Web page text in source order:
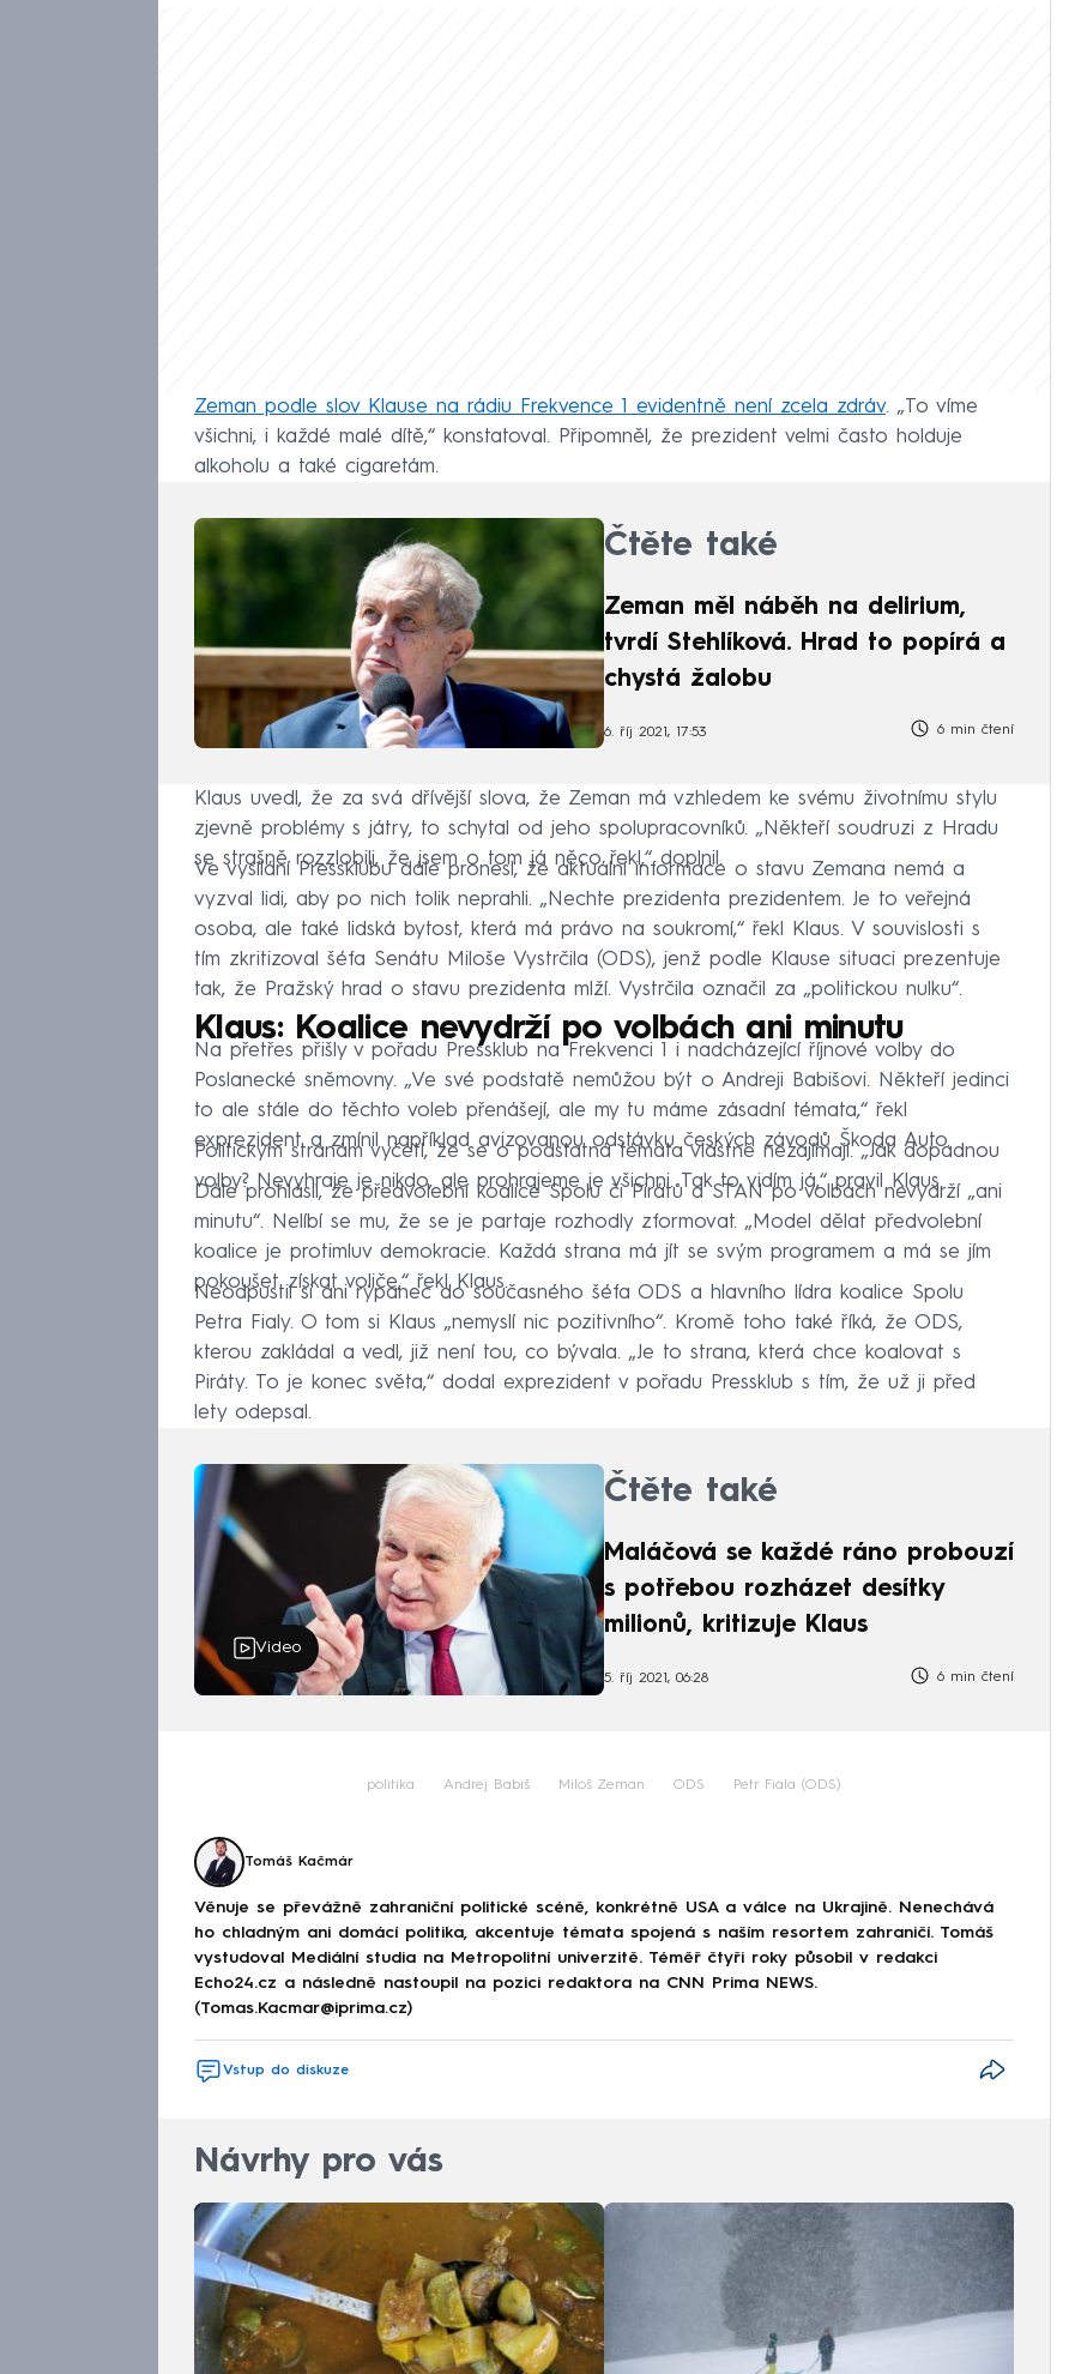
Zeman podle slov Klause na rádiu Frekvence 1 evidentně není zcela zdráv. „To víme
všichni, i každé malé dítě,“ konstatoval. Připomněl, že prezident velmi často holduje
alkoholu a také cigaretám.
Čtěte také
Zeman měl náběh na delirium,
tvrdí Stehlíková. Hrad to popírá a
chystá žalobu
6. říj 2021, 17:53 6 min čtení
Klaus uvedl, že za svá dřívější slova, že Zeman má vzhledem ke svému životnímu stylu
zjevně problémy s játry, to schytal od jeho spolupracovníků. „Někteří soudruzi z Hradu
se strašně rozzlobili, že jsem o tom já něco řekl,“ doplnil.
Ve vysílání Pressklubu dále pronesl, že aktuální informace o stavu Zemana nemá a
vyzval lidi, aby po nich tolik neprahli. „Nechte prezidenta prezidentem. Je to veřejná
osoba, ale také lidská bytost, která má právo na soukromí,“ řekl Klaus. V souvislosti s
tím zkritizoval šéfa Senátu Miloše Vystrčila (ODS), jenž podle Klause situaci prezentuje
tak, že Pražský hrad o stavu prezidenta mlží. Vystrčila označil za „politickou nulku“.
Klaus: Koalice nevydrží po volbách ani minutu
Na přetřes přišly v pořadu Pressklub na Frekvenci 1 i nadcházející říjnové volby do
Poslanecké sněmovny. „Ve své podstatě nemůžou být o Andreji Babišovi. Někteří jedinci
to ale stále do těchto voleb přenášejí, ale my tu máme zásadní témata,“ řekl
exprezident a zmínil například avizovanou odstávku českých závodů Škoda Auto.
Politickým stranám vyčetl, že se o podstatná témata vlastně nezajímají. „Jak dopadnou
volby? Nevyhraje je nikdo, ale prohrajeme je všichni. Tak to vidím já,“ pravil Klaus.
Dále prohlásil, že předvolební koalice Spolu či Pirátů a STAN po volbách nevydrží „ani
minutu“. Nelíbí se mu, že se je partaje rozhodly zformovat. „Model dělat předvolební
koalice je protimluv demokracie. Každá strana má jít se svým programem a má se jím
pokoušet získat voliče,“ řekl Klaus.
Neodpustil si ani rýpanec do současného šéfa ODS a hlavního lídra koalice Spolu
Petra Fialy. O tom si Klaus „nemyslí nic pozitivního“. Kromě toho také říká, že ODS,
kterou zakládal a vedl, již není tou, co bývala. „Je to strana, která chce koalovat s
Piráty. To je konec světa,“ dodal exprezident v pořadu Pressklub s tím, že už ji před
lety odepsal.
Video
Čtěte také
Maláčová se každé ráno probouzí
s potřebou rozházet desítky
milionů, kritizuje Klaus
5. říj 2021, 06:28 6 min čtení
politika Andrej Babiš Miloš Zeman ODS Petr Fiala (ODS)
Tomáš Kačmár
Věnuje se převážně zahraniční politické scéně, konkrétně USA a válce na Ukrajině. Nenechává
ho chladným ani domácí politika, akcentuje témata spojená s naším resortem zahraničí. Tomáš
vystudoval Mediální studia na Metropolitní univerzitě. Téměř čtyři roky působil v redakci
Echo24.cz a následně nastoupil na pozici redaktora na CNN Prima NEWS.
(Tomas.Kacmar@iprima.cz)
Vstup do diskuze
Návrhy pro vás